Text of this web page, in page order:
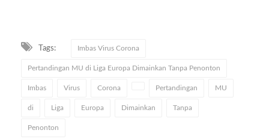
Tags: Imbas Virus Corona
Pertandingan MU di Liga Europa Dimainkan Tanpa Penonton
Imbas Virus Corona Pertandingan MU
di Liga Europa Dimainkan Tanpa
Penonton